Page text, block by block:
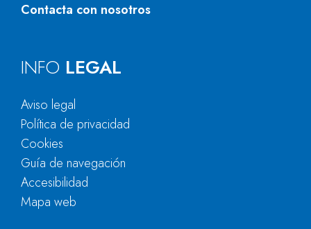
Contacta con nosotros
INFO LEGAL
Aviso legal
Política de privacidad
Cookies
Guía de navegación
Accesibilidad
Mapa web